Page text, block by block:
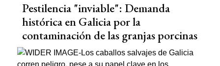
Pestilencia "inviable": Demanda
histórica en Galicia por la
contaminación de las granjas porcinas